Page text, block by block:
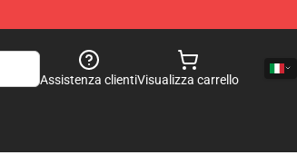
Assistenza clientiVisualizza carrello